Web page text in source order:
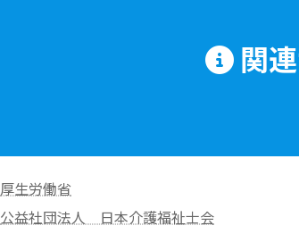
関
厚生労働省
公益社団法人 日本介護福祉士会